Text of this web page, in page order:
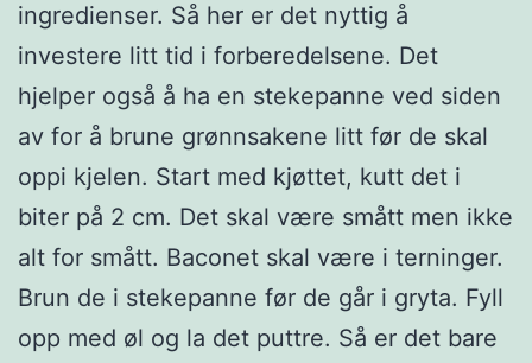
ingredienser. Så her er det nyttig å
investere litt tid i forberedelsene. Det
hjelper også å ha en stekepanne ved siden
av for å brune grønnsakene litt før de skal
oppi kjelen. Start med kjøttet, kutt det i
biter på 2 cm. Det skal være smått men ikke
alt for smått. Baconet skal være i terninger.
Brun de i stekepanne før de går i gryta. Fyll
opp med øl og la det puttre. Så er det bare